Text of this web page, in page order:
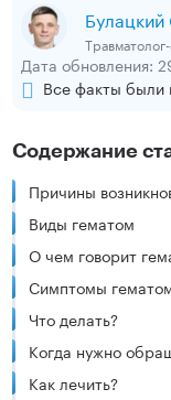
Дата обновления:
Все факты были
Содержание
Причины
Виды гематом
О чем говорит
Симптомы
Что делать?
Когда нужно обращаться
Как лечить?